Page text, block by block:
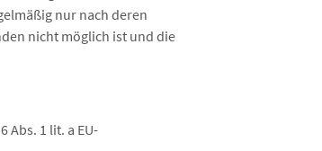
nur nach deren
nicht möglich ist und die
1 lit. a EU-